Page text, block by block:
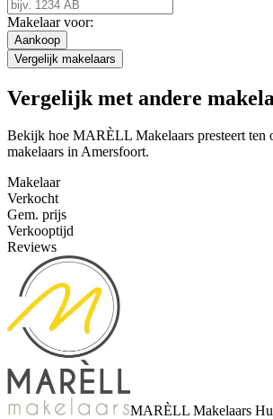
Makelaar voor:
Aankoop
Vergelijk makelaars
Vergelijk met andere
Bekijk hoe MARÈLL Makelaars presteert ten
makelaars in Amersfoort.
Makelaar
Verkocht
Gem. prijs
Verkooptijd
Reviews
MARÈLL Makelaars